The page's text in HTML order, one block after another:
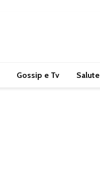
Gossip e Tv Salute